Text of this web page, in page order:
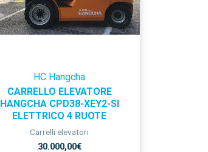
HC Hangcha
CARRELLO ELEVATORE
HANGCHA CPD38-XEY2-SI
ELETTRICO 4 RUOTE
Carrelli elevatori
30.000,00€